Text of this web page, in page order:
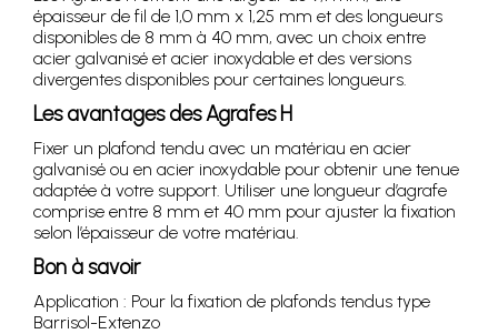
épaisseur de fil de 1,0 mm x 1,25 mm et des longueurs
disponibles de 8 mm à 40 mm, avec un choix entre
acier galvanisé et acier inoxydable et des versions
divergentes disponibles pour certaines longueurs.
Les avantages des Agrafes H
Fixer un plafond tendu avec un matériau en acier
galvanisé ou en acier inoxydable pour obtenir une tenue
adaptée à votre support. Utiliser une longueur d’agrafe
comprise entre 8 mm et 40 mm pour ajuster la fixation
selon l’épaisseur de votre matériau.
Bon à savoir
Application : Pour la fixation de plafonds tendus type
Barrisol-Extenzo